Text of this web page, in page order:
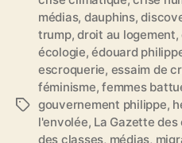
É
médias, dauphins,
trump,droit au logement,
écologie,édouard
escroquerie, essaim de
féminisme,femmes
gouvernement philippe,
l'envolée, La Gazette des
des classes, médias,